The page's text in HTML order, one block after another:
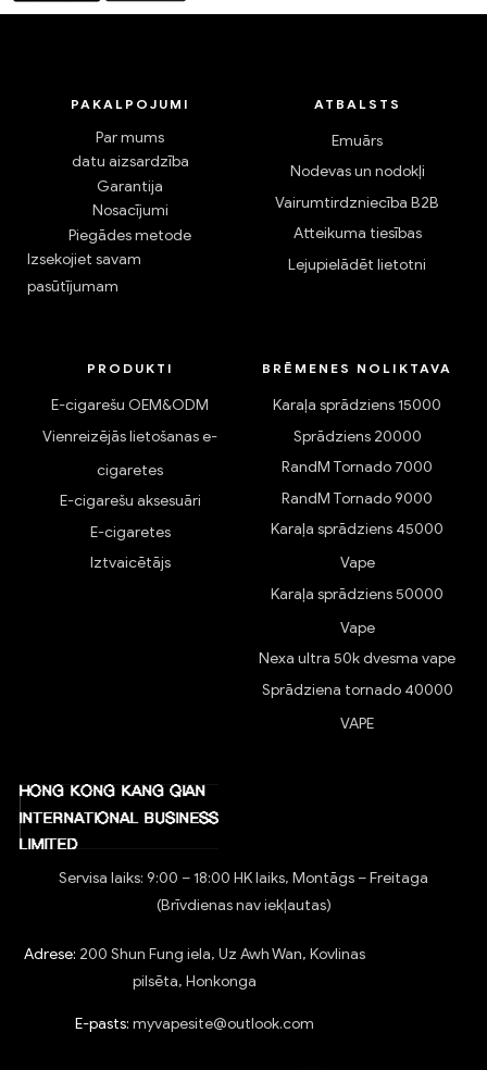
PAKALPOJUMI
Par mums
datu aizsardzība
Garantija
Nosacījumi
Piegādes metode
Izsekojiet savam
pasūtījumam
ATBALSTS
Emuārs
Nodevas un nodokļi
Vairumtirdzniecība B2B
Atteikuma tiesības
Lejupielādēt lietotni
PRODUKTI
E-cigarešu OEM&ODM
Vienreizējās lietošanas e-
cigaretes
E-cigarešu aksesuāri
E-cigaretes
Iztvaicētājs
BRĒMENES NOLIKTAVA
Karaļa sprādziens 15000
Sprādziens 20000
RandM Tornado 7000
RandM Tornado 9000
Karaļa sprādziens 45000
Vape
Karaļa sprādziens 50000
Vape
Nexa ultra 50k dvesma vape
Sprādziena tornado 40000
VAPE
Servisa laiks: 9:00 – 18:00 HK laiks, Montāgs – Freitaga
(Brīvdienas nav iekļautas)
Adrese: 200 Shun Fung iela, Uz Awh Wan, Kovlinas
pilsēta, Honkonga
E-pasts: myvapesite@outlook.com